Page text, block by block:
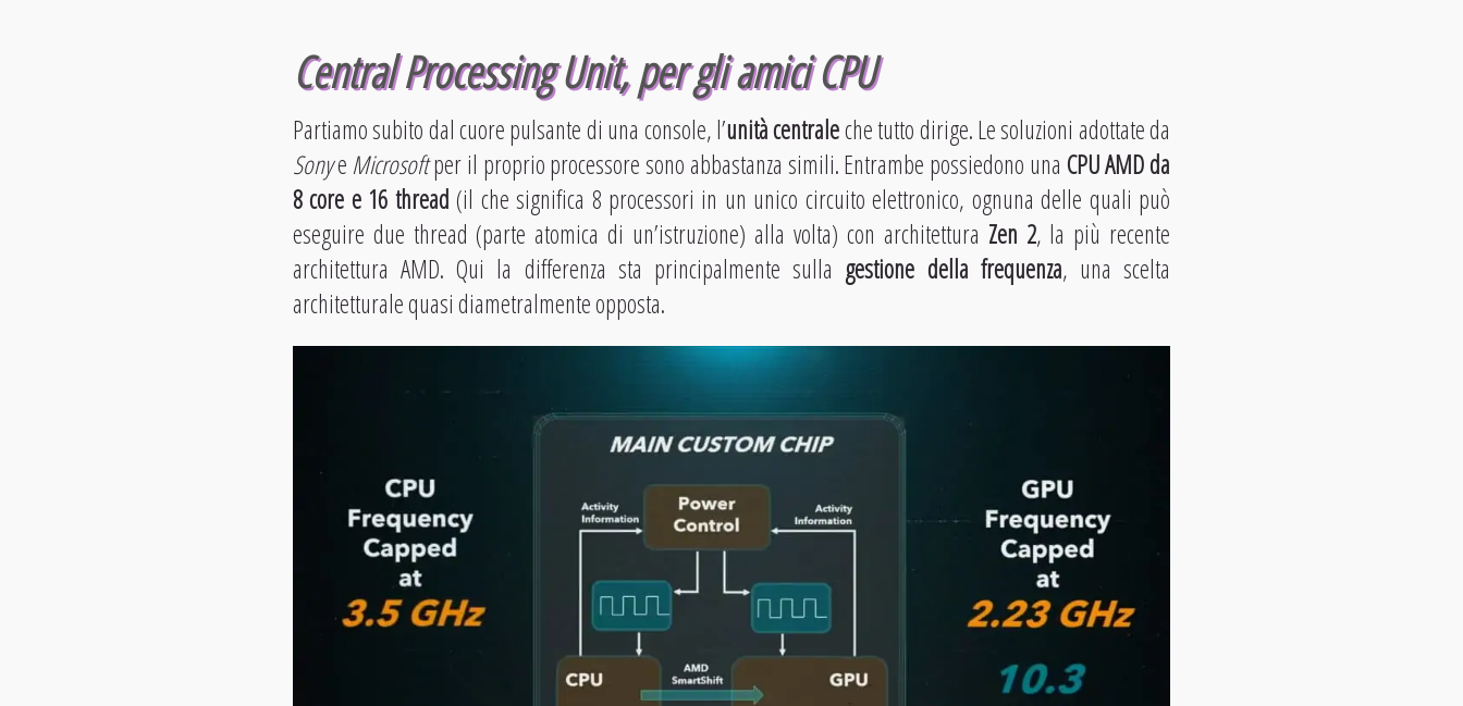
Central Processing Unit, per gli amici CPU
Partiamo subito dal cuore pulsante di una console, l’unità centraleche tutto dirige. Le soluzioni adottate da
Sonye Microsoftper il proprio processore sono abbastanza simili. Entrambe possiedono una CPU AMD da
8 core e 16 thread (il che significa 8 processori in un unico circuito elettronico, ognuna delle quali può
eseguire due thread (parte atomica di un’istruzione) alla volta) con architettura Zen 2, la più recente
architettura AMD. Qui la differenza sta principalmente sulla gestione della frequenza, una scelta
architetturale quasi diametralmente opposta.